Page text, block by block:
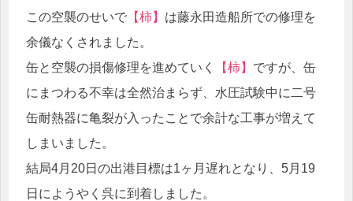
この空襲のせいで 【柿】 は藤永田造船所での修理を
余儀なくされました。
缶と空襲の損傷修理を進めていく
【柿】 ですが、缶
にまつわる不幸は全然治まらず、水圧試験中に二号
缶耐熱器に亀裂が入ったことで余計な工事が増えて
しまいました。
結局4月20日の出港目標は1ヶ月遅れとなり、5月19
日にようやく呉に到着しました。